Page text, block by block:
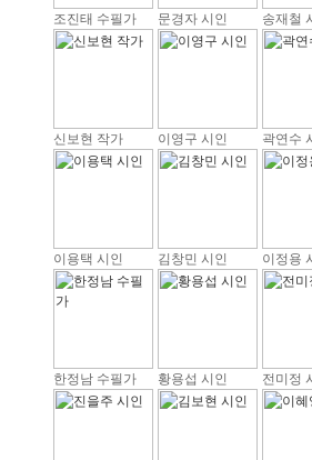
조진태 수필가 문경자 시인 송재철
신보현 작가 이영구 시인 곽연수
이용택 시인 김창민 시인 이정용
한정남 수필가 황용섭 시인 전미정